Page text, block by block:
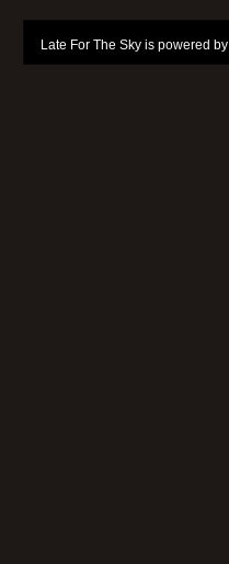
Late For The Sky is powered by